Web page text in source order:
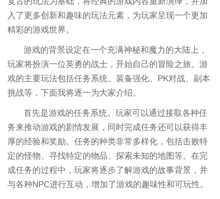
入了更多创新和趣味的玩法元素，为玩家呈现一个更加
精彩的游戏世界。
游戏的背景设定在一个充满神秘和魔力的大陆上，
玩家将扮演一位英勇的战士，开始自己的冒险之旅。游
戏的主要玩法包括任务系统、装备强化、PK对战、副本
挑战等，下面我将逐一为大家介绍。
首先是游戏的任务系统。玩家可以通过接取各种任
务来推动游戏的剧情发展，同时完成任务还可以获得丰
厚的经验和奖励。任务的种类非常多样化，包括击败特
定的怪物、寻找特定的物品、探索未知的地图等。在完
成任务的过程中，玩家将逐步了解游戏的故事背景，并
与各种NPC进行互动，增加了游戏的趣味性和可玩性。